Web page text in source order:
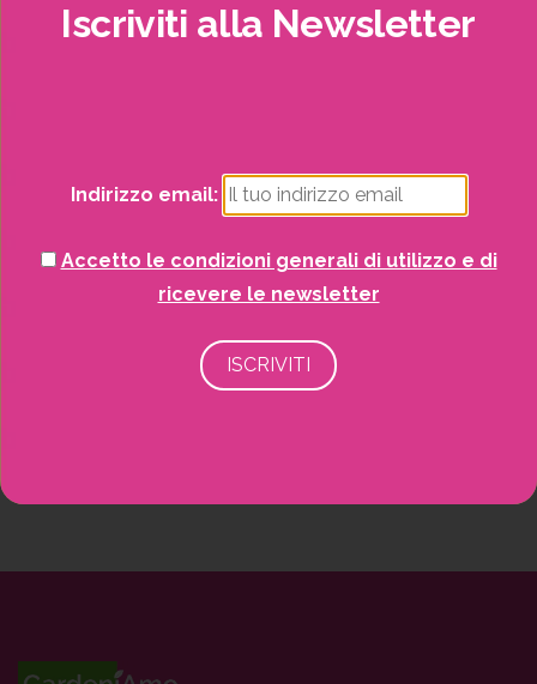
Piscine e idro
Recinzioni
Iscriviti alla Newsletter
Indirizzo email:
Accetto le condizioni generali di utilizzo e di
ricevere le newsletter